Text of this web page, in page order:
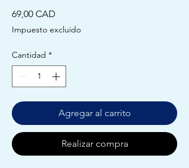
69,00 CAD
Impuesto excluido
Cantidad *
Agregar al carrito
Realizar compra